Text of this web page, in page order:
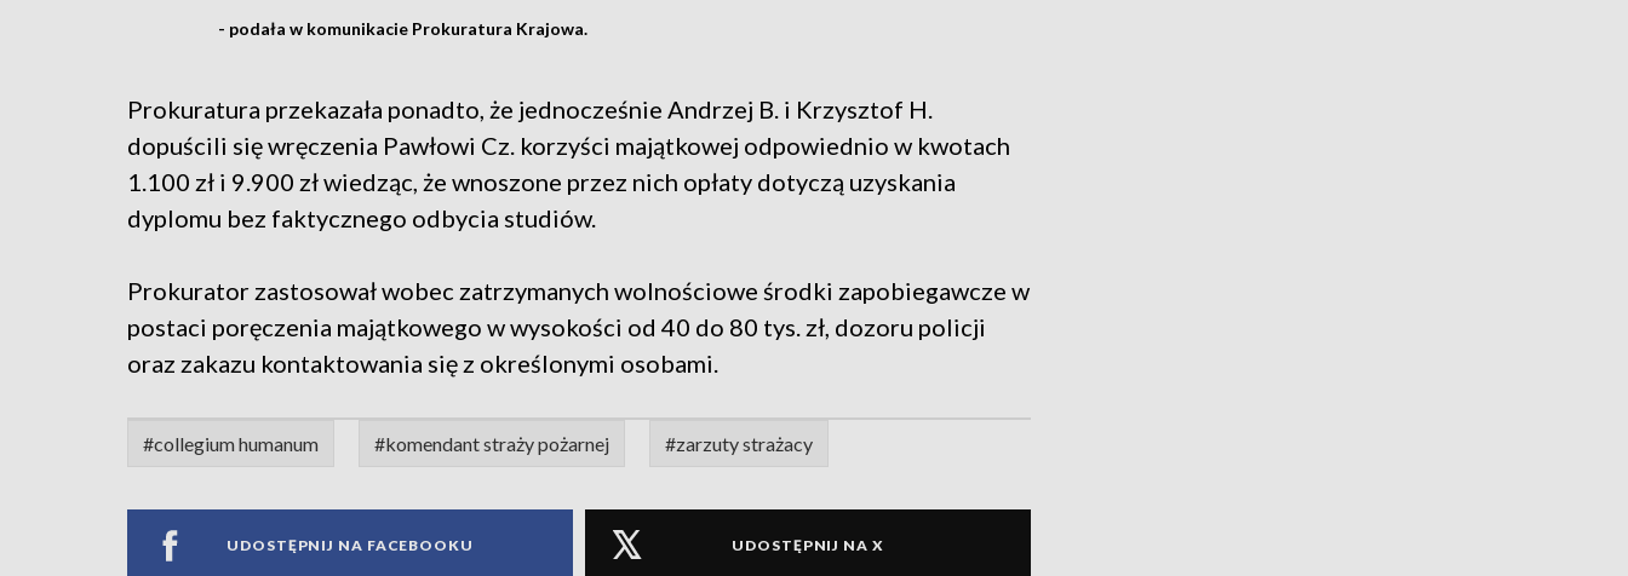
- podała w komunikacie Prokuratura Krajowa.
Prokuratura przekazała ponadto, że jednocześnie Andrzej B. i Krzysztof H.
dopuścili się wręczenia Pawłowi Cz. korzyści majątkowej odpowiednio w kwotach
1.100 zł i 9.900 zł wiedząc, że wnoszone przez nich opłaty dotyczą uzyskania
dyplomu bez faktycznego odbycia studiów.
Prokurator zastosował wobec zatrzymanych wolnościowe środki zapobiegawcze w
postaci poręczenia majątkowego w wysokości od 40 do 80 tys. zł, dozoru policji
oraz zakazu kontaktowania się z określonymi osobami.
#collegium humanum #komendant straży pożarnej #zarzuty strażacy
UDOSTĘPNIJ NA FACEBOOKU UDOSTĘPNIJ NA X